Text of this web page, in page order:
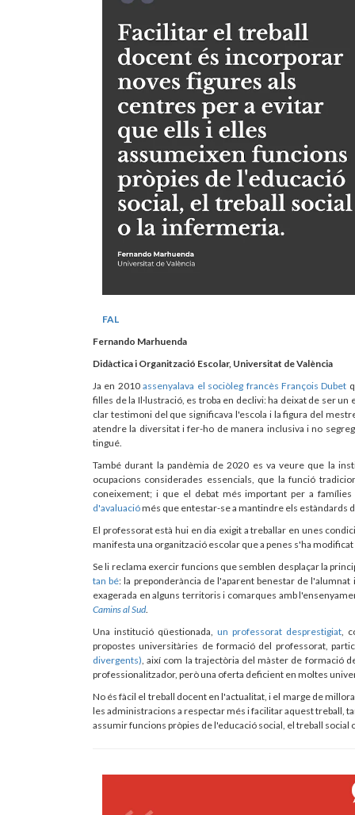
FAL
Fernando Marhuenda
Didàctica i Organització Escolar, Universitat de València
Ja en 2010assenyalava el sociòleg francès François Dubet
filles de la Il·lustració, es troba en declivi: ha deixat de ser
clar testimoni del que significava l'escola i la figura del
atendre la diversitat i fer-ho de manera inclusiva i no
tingué.
També durant la pandèmia de 2020 es va veure que la
ocupacions considerades essencials, que la funció
coneixement; i que el debat més important per a
d'avaluaciómés que entestar-se a mantindre els estàndards
El professorat està hui en dia exigit a treballar en unes
manifesta una organització escolar que a penes s'ha
Se li reclama exercir funcions que semblen desplaçar la
tan bé: la preponderància de l'aparent benestar de
exagerada en alguns territoris i comarques amb
Camins al Sud.
Una institució qüestionada,un professorat desprestigiat ,
propostes universitàries de formació del professorat,
divergents) , així com la trajectòria del màster de formació
professionalitzador, però una oferta deficient en moltes
No és fàcil el treball docent en l'actualitat, i el marge de
les administracions a respectar més i facilitar aquest treball,
assumir funcions pròpies de l'educació social, el treball